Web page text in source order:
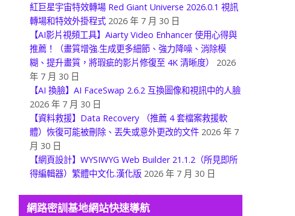
紅巨星宇宙特效轉場 Red Giant Universe 2026.0.1 視訊
轉場和特效外掛程式 2026 年 7 月 30 日
【AI影片視頻工具】Aiarty Video Enhancer 使用心得與
推薦！（畫質增強.生成更多細節、強力降噪、消除模
糊、提升畫質，將瑕疵的影片修復至 4K 清晰度）
2026
年 7 月 30 日
【AI 換臉】AI FaceSwap 2.6.2 互換圖像和視訊中的人臉
2026 年 7 月 30 日
【資料救援】Data Recovery （推薦 4 套檔案救援軟
體）恢復可能被刪除、丟失或意外更改的文件 2026 年 7
月 30 日
【網頁設計】WYSIWYG Web Builder 21.1.2（所見即所
得編輯器）繁體中文化.漢化版 2026 年 7 月 30 日
網路密訓基地網站快速導航